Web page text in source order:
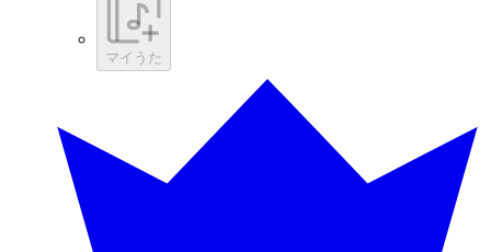
マイうた